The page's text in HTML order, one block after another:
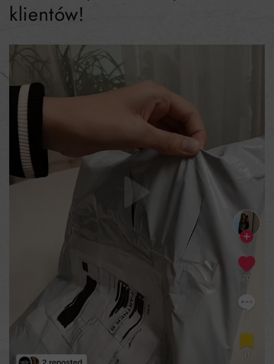
klientów!